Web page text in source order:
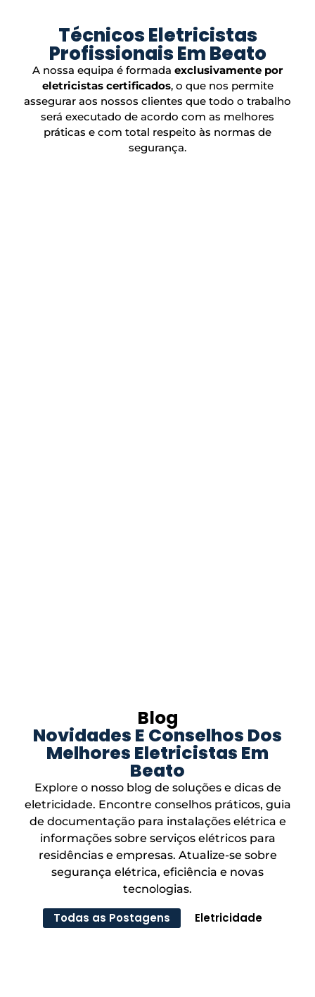
Técnicos Eletricistas
Profissionais Em Beato
A nossa equipa é formada exclusivamente por
eletricistas certificados, o que nos permite
assegurar aos nossos clientes que todo o trabalho
será executado de acordo com as melhores
práticas e com total respeito às normas de
segurança.
Blog
Novidades E Conselhos Dos
Melhores Eletricistas Em
Beato
Explore o nosso blog de soluções e dicas de
eletricidade. Encontre conselhos práticos, guia
de documentação para instalações elétrica e
informações sobre serviços elétricos para
residências e empresas. Atualize-se sobre
segurança elétrica, eficiência e novas
tecnologias.
Todas as Postagens Eletricidade